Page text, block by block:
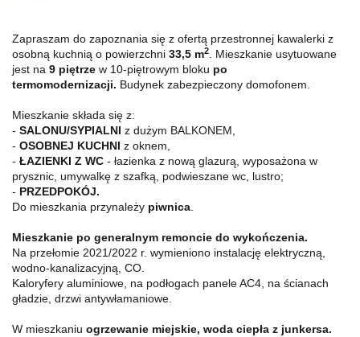
Zapraszam do zapoznania się z ofertą przestronnej kawalerki z
osobną kuchnią o powierzchni 33,5 m2
. Mieszkanie usytuowane
jest na 9 piętrze w 10-piętrowym bloku po
termomodernizacji. Budynek zabezpieczony domofonem.
Mieszkanie składa się z:
- SALONU/SYPIALNI z dużym BALKONEM,
- OSOBNEJ KUCHNI z oknem,
- ŁAZIENKI Z WC - łazienka z nową glazurą, wyposażona w
prysznic, umywalkę z szafką, podwieszane wc, lustro;
- PRZEDPOKÓJ.
Do mieszkania przynależy piwnica
Mieszkanie po generalnym remoncie do wykończenia.
Na przełomie 2021/2022 r. wymieniono instalację elektryczną,
wodno-kanalizacyjną, CO.
Kaloryfery aluminiowe, na podłogach panele AC4, na ścianach
gładzie, drzwi antywłamaniowe.
W mieszkaniu ogrzewanie miejskie, woda ciepła z junkersa.